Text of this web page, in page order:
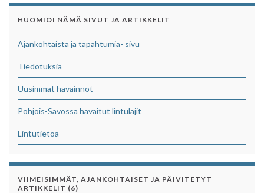
HUOMIOI NÄMÄ SIVUT JA ARTIKKELIT
Ajankohtaista ja tapahtumia- sivu
Tiedotuksia
Uusimmat havainnot
Pohjois-Savossa havaitut lintulajit
Lintutietoa
VIIMEISIMMÄT, AJANKOHTAISET JA PÄIVITETYT
ARTIKKELIT (6)